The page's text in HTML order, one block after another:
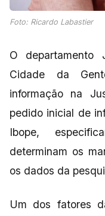
Foto: Ricardo Labastier
O departamento
Cidade da
informação na
pedido inicial de
Ibope,
determinam os
os dados da
Um dos fatores